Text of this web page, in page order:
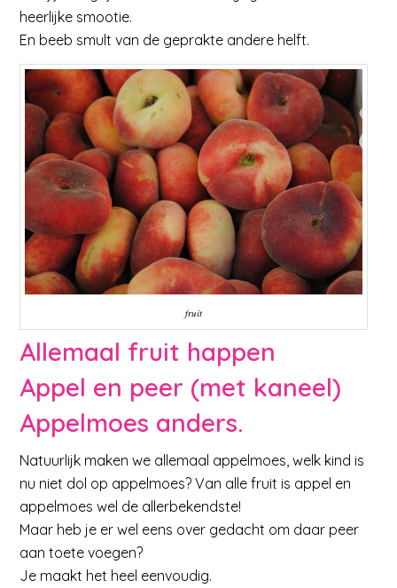
heerlijke smootie.
En beeb smult van de geprakte andere helft.
fruit
Allemaal fruit happen
Appel en peer (met kaneel)
Appelmoes anders.
Natuurlijk maken we allemaal appelmoes, welk kind is
nu niet dol op appelmoes? Van alle fruit is appel en
appelmoes wel de allerbekendste!
Maar heb je er wel eens over gedacht om daar peer
aan toete voegen?
Je maakt het heel eenvoudig.